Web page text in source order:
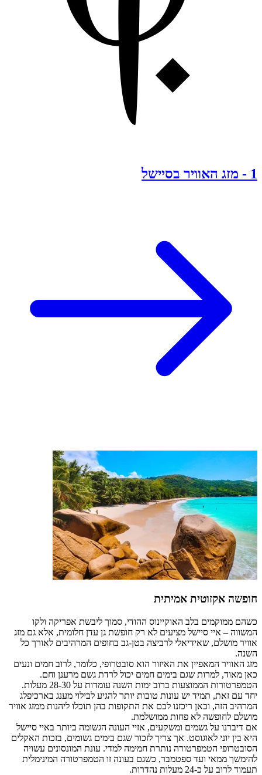
1
- מזג האוויר בסיישל
חופשה אקזוטית אמיתית
כשהם ממוקמים בלב האוקיינוס ההודי, סמוך ליבשת אפריקה ולקו
המשווה – איי סיישל מציעים לא רק חופשת גן עדן חלומית, אלא גם מזג
אוויר מושלם, שאידיאלי לרביצה בטן-גב בחופים המרהיבים לאורך כל
השנה.
מזג האוויר המאפיין את האיזור הוא סובטרופי, כלומר, לרוב חמים ונעים
כאן מאוד, למרות שגם בימים חמים יכול לרדת גשם מרענן וחם.
הטמפרטורות הממוצעות ברוב ימות השנה עומדות על 28-30 מעלות.
יחד עם זאת, תמיד יש עונות טובות יותר להגיע לבילוי מענג בארכיפלג
המרהיב הזה, וכאן ריכזנו לכם את התקופות בהן תוכלו ליהנות ממזג אוויר
מושלם לחופשה לא פחות ממושלמת.
אם דיברנו על גשמים ומשקעים, אזיי העונה הגשומה ביותר באיי סיישל
היא בין יוני לאוגוסט. אך צריך לזכור שגם בימים גשומים, בזכות האקלים
הסובטרופי הטמפרטורה נותרת חמימה למדי. עונת המונסונים עשויה
להימשך ממאי ועד ספטמבר, כשגם בעונה זו הטמפרטורה המינימלית
תעמוד לרוב על כ-24 מעלות נהדרות.